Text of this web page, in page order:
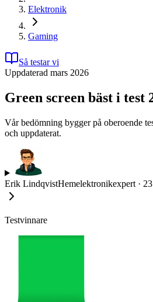
Elektronik
Gaming
Så testar vi
Uppdaterad mars 2026
Green screen bäst i
Vår bedömning bygger på oberoende
och uppdaterat.
Erik LindqvistHemelektronikexpert ·
Testvinnare